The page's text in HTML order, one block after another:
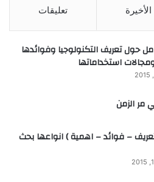
الأخيرة تعليقات
حول تعريف التكنولوجيا وفوائدها
استخداماتها
مر الزمن
– فوائد – اهمية ) انواعها بحث